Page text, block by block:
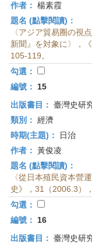
作者： 楊素霞
題名 (點擊閱讀)：
〈アジア貿易圈の視
新聞』を対象に〉，
105-119。
勾選：
編號：
15
出版書目： 臺灣史研
類別： 經濟
時期(主題)：
日治
作者： 黃俊凌
題名 (點擊閱讀)：
〈從日本殖民資本營
史》，31（2006.3）
勾選：
編號：
16
出版書目： 臺灣史研